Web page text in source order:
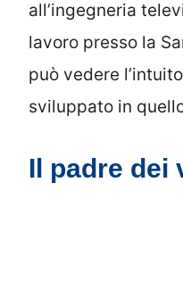
all’ingegneria
lavoro presso la
può vedere
sviluppato in
Il padre dei